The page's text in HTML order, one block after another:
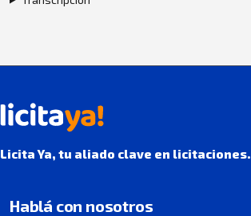
Licita Ya, tu aliado clave en licitaciones.
Hablá con nosotros